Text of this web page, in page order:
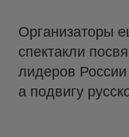
Организаторы
спектакли
лидеров
а подвигу